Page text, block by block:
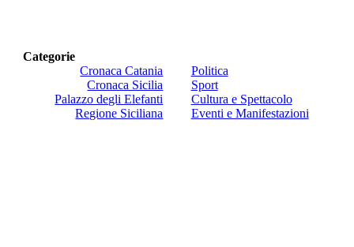
Categorie
Cronaca Catania
Cronaca Sicilia
Palazzo degli Elefanti
Regione Siciliana
Politica
Sport
Cultura e Spettacolo
Eventi e Manifestazioni